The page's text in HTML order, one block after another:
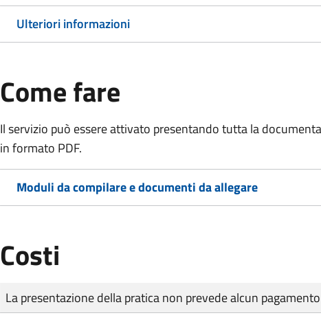
Ulteriori informazioni
Come fare
Il servizio può essere attivato presentando tutta la
in formato PDF.
Moduli da compilare e documenti da allegare
Costi
Tipo di pagamento
Importo
La presentazione della pratica non prevede alcun pagamento